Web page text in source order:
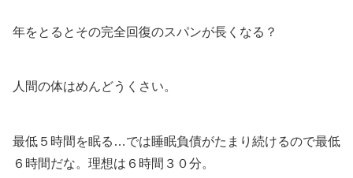
年をとるとその完全回復のスパンが長くなる？
人間の体はめんどうくさい。
最低５時間を眠る…では睡眠負債がたまり続けるので最低
６時間だな。理想は６時間３０分。